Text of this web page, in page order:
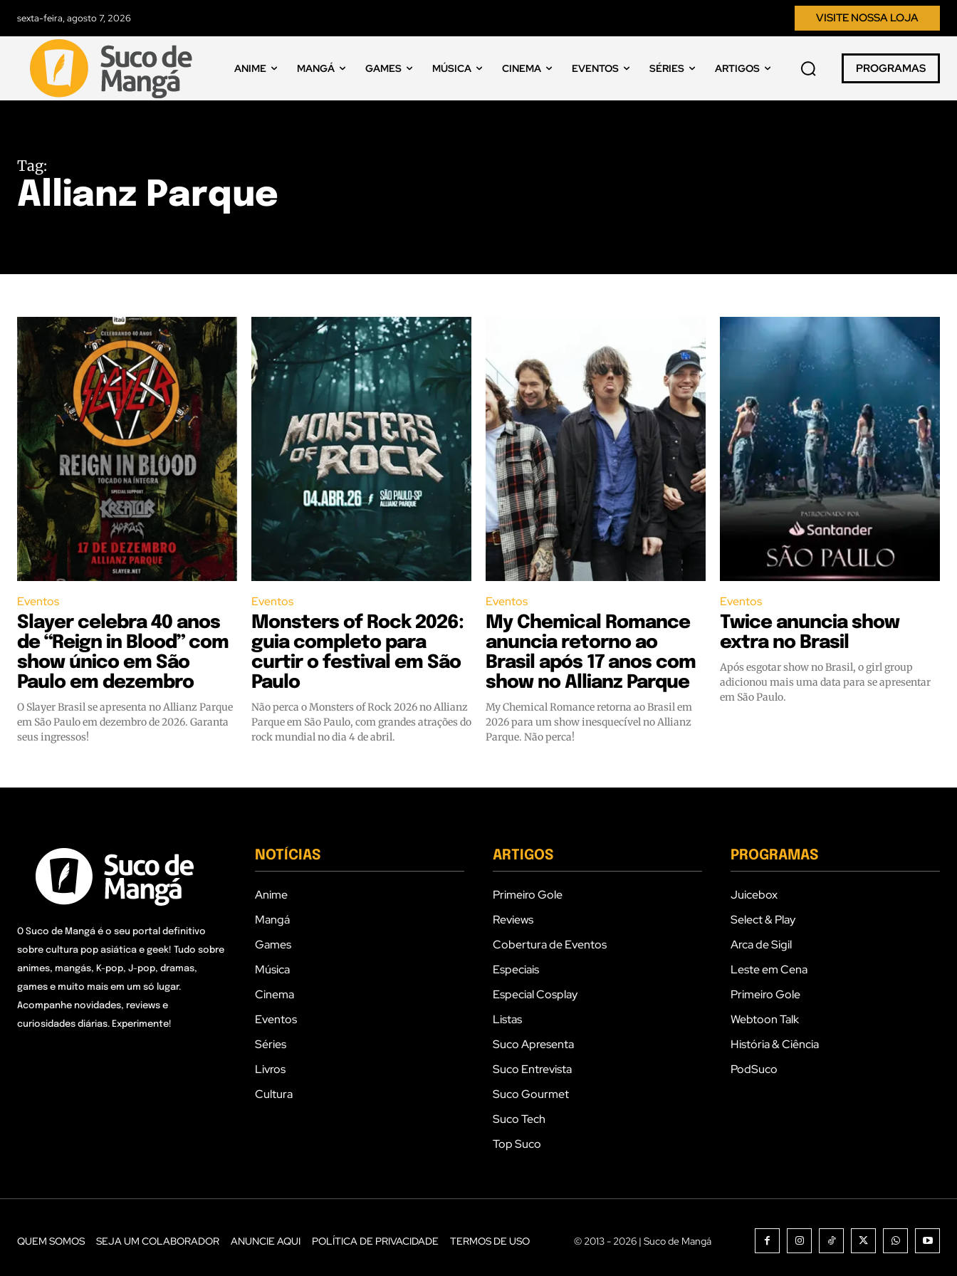
sexta-feira, agosto 7, 2026 VISITE NOSSA LOJA
ANIME MANGÁ GAMES MÚSICA CINEMA EVENTOS SÉRIES ARTIGOS PROGRAMAS
Tag:
Allianz Parque
Eventos
Slayer celebra 40 anos
de “Reign in Blood” com
show único em São
Paulo em dezembro
O Slayer Brasil se apresenta no Allianz Parque
em São Paulo em dezembro de 2026. Garanta
seus ingressos!
Eventos
Monsters of Rock 2026:
guia completo para
curtir o festival em São
Paulo
Não perca o Monsters of Rock 2026 no Allianz
Parque em São Paulo, com grandes atrações do
rock mundial no dia 4 de abril.
Eventos
My Chemical Romance
anuncia retorno ao
Brasil após 17 anos com
show no Allianz Parque
My Chemical Romance retorna ao Brasil em
2026 para um show inesquecível no Allianz
Parque. Não perca!
Eventos
Twice anuncia show
extra no Brasil
Após esgotar show no Brasil, o girl group
adicionou mais uma data para se apresentar
em São Paulo.
O Suco de Mangá é o seu portal definitivo
sobre cultura pop asiática e geek! Tudo sobre
animes, mangás, K-pop, J-pop, dramas,
games e muito mais em um só lugar.
Acompanhe novidades, reviews e
curiosidades diárias. Experimente!
NOTÍCIAS
Anime
Mangá
Games
Música
Cinema
Eventos
Séries
Livros
Cultura
ARTIGOS
Primeiro Gole
Reviews
Cobertura de Eventos
Especiais
Especial Cosplay
Listas
Suco Apresenta
Suco Entrevista
Suco Gourmet
Suco Tech
Top Suco
PROGRAMAS
Juicebox
Select & Play
Arca de Sigil
Leste em Cena
Primeiro Gole
Webtoon Talk
História & Ciência
PodSuco
QUEM SOMOS SEJA UM COLABORADOR ANUNCIE AQUI POLÍTICA DE PRIVACIDADE TERMOS DE USO © 2013 - 2026 | Suco de Mangá